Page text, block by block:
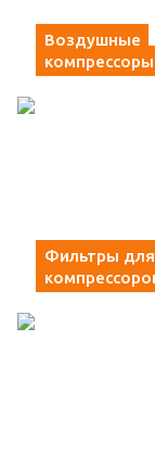
Воздушные
компрессоры
Фильтры для